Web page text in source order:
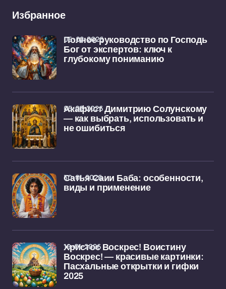
Избранное
Полное руководство по Господь
Бог от экспертов: ключ к
глубокому пониманию
06-02-2026
Акафист Димитрию Солунскому
— как выбрать, использовать и
не ошибиться
05-02-2026
Сатья Саии Баба: особенности,
виды и применение
30-01-2026
Христос Воскрес! Воистину
Воскрес! — красивые картинки:
Пасхальные открытки и гифки
2025
19-01-2026